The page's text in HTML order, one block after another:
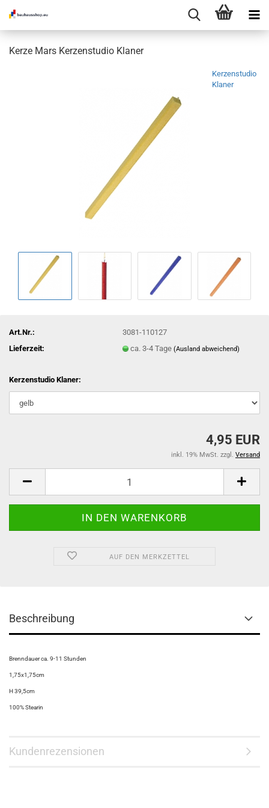
Kerze Mars Kerzenstudio Klaner
Kerzenstudio
Klaner
Art.Nr.:
3081-110127
Lieferzeit:
ca. 3-4 Tage(Ausland abweichend)
Kerzenstudio Klaner:
4,95 EUR
inkl. 19% MwSt. zzgl. Versand
AUF DEN MERKZETTEL
Beschreibung
Brenndauer ca. 9-11 Stunden
1,75x1,75cm
H 39,5cm
100% Stearin
Kundenrezensionen